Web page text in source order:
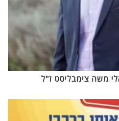
משה צימבליסט ז"ל